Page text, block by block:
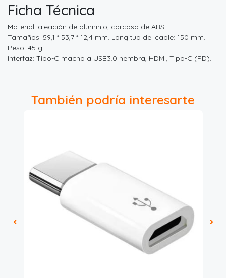
Ficha Técnica
Material: aleación de aluminio, carcasa de ABS.
Tamaños: 59,1 * 53,7 * 12,4 mm. Longitud del cable: 150 mm.
Peso: 45 g.
Interfaz: Tipo-C macho a USB3.0 hembra, HDMI, Tipo-C (PD).
También podría interesarte